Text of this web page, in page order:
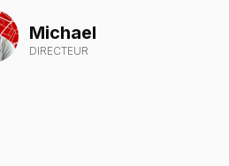
Michael
DIRECTEUR